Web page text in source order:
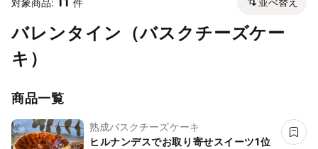
バレンタイン（バスクチーズケー
キ）
商品一覧
熟成バスクチーズケーキ
ヒルナンデスでお取り寄せスイーツ1位